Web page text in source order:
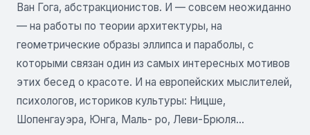
Ван Гога, абстракционистов. И — совсем неожиданно
— на работы по теории архитектуры, на
геометрические образы эллипса и параболы, с
которыми связан один из самых интересных мотивов
этих бесед о красоте. И на европейских мыслителей,
психологов, историков культуры: Ницше,
Шопенгауэра, Юнга, Маль- ро, Леви-Брюля...